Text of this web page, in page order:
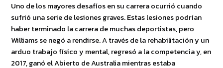
Uno de los mayores desafíos en su carrera ocurrió cuando
sufrió una serie de lesiones graves. Estas lesiones podrían
haber terminado la carrera de muchas deportistas, pero
Williams se negó a rendirse. A través de la rehabilitación y un
arduo trabajo físico y mental, regresó a la competencia y, en
2017, ganó el Abierto de Australia mientras estaba